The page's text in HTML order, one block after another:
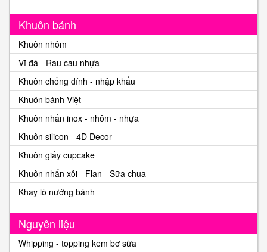
Khuôn bánh
Khuôn nhôm
Vĩ đá - Rau cau nhựa
Khuôn chống dính - nhập khẩu
Khuôn bánh Việt
Khuôn nhấn inox - nhôm - nhựa
Khuôn silicon - 4D Decor
Khuôn giấy cupcake
Khuôn nhấn xôi - Flan - Sữa chua
Khay lò nướng bánh
Nguyên liệu
Whipping - topping kem bơ sữa